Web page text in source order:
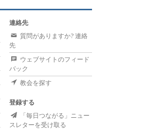
連絡先
質問がありますか? 連絡
先
ウェブサイトのフィード
バック
教会を探す
登録する
「毎日つながる」ニュー
スレターを受け取る